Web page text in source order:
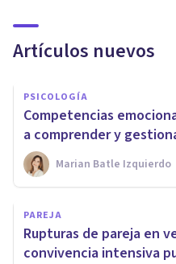
Artículos nuevos
PSICOLOGÍA
Competencias
a comprender y
Marian Batle Izquierdo
PAREJA
Rupturas de pareja en
convivencia intensiva